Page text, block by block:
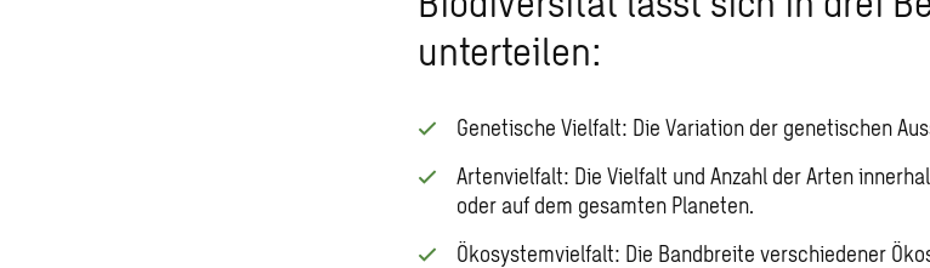
unterteilen:
Genetische Vielfalt: Die Variation der genetischen
Artenvielfalt: Die Vielfalt und Anzahl der Arten
oder auf dem gesamten Planeten.
Ökosystemvielfalt: Die Bandbreite verschiedener